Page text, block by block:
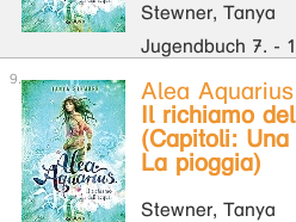
Stewner, Tanya
Jugendbuch 7. -
Alea
Il richiamo
(Capitoli:
La pioggia)
Stewner, Tanya